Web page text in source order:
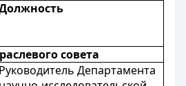
совета
Руководитель Департамента